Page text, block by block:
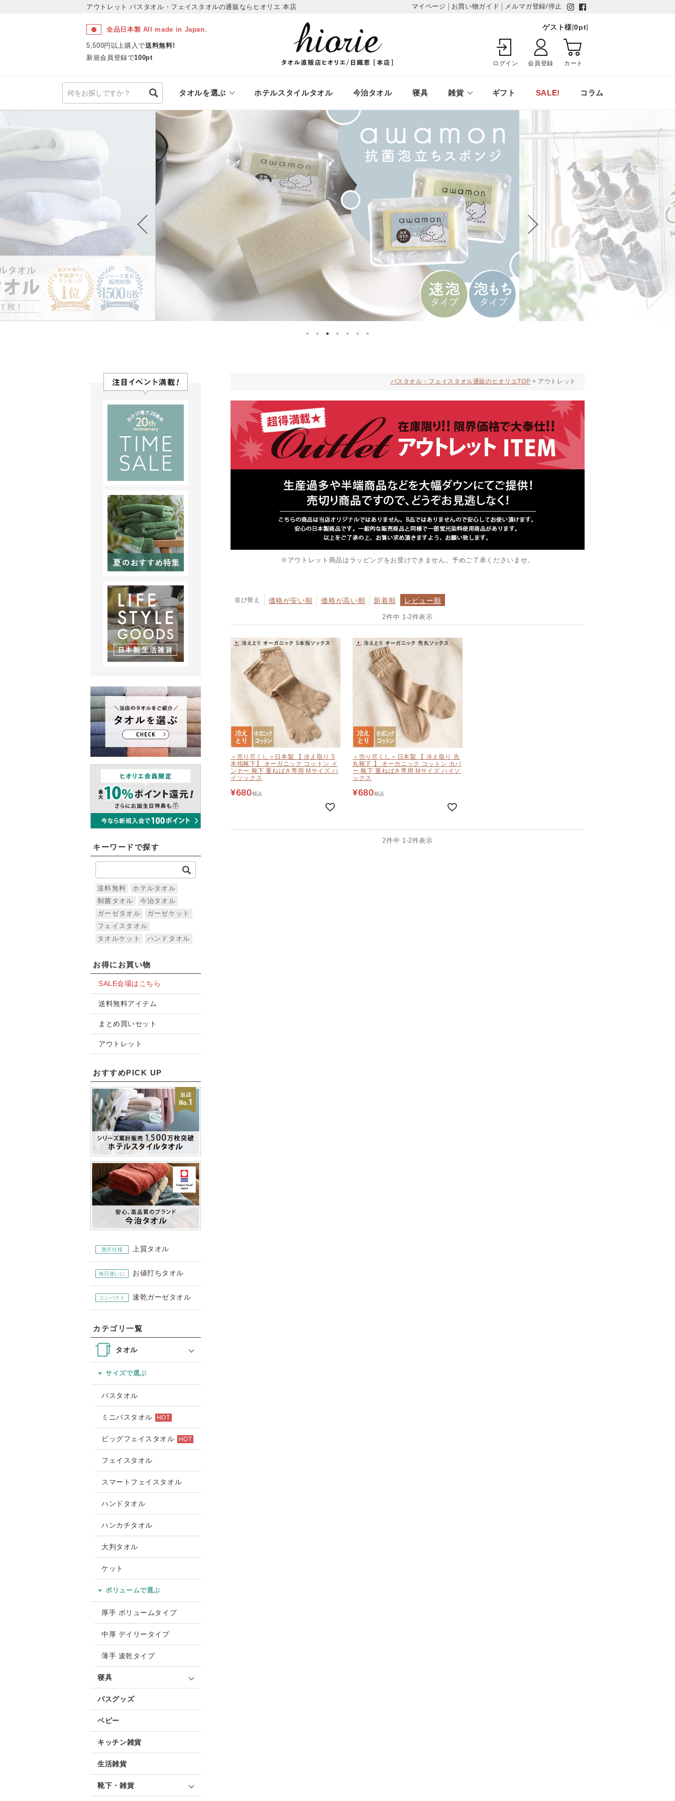
アウトレットバスタオル・フェイスタオルの通販ならヒオリエ 本店 マイページ お買い物ガイド メルマガ登録/停止
全品日本製 All made in Japan.
5,500円以上購入で送料無料!
新規会員登録で100pt
ゲスト様[0pt]
ログイン 会員登録 カート
タオルを選ぶ ホテルスタイルタオル 今治タオル 寝具 雑貨 ギフト SALE! コラム
キーワードで探す
送料無料
ホテルタオル
制菌タオル
今治タオル
ガーゼタオル
ガーゼケット
フェイスタオル
タオルケット
ハンドタオル
お得にお買い物
SALE会場はこちら
送料無料アイテム
まとめ買いセット
アウトレット
おすすめPICK UP
贅沢仕様 上質タオル
毎日使いに お値打ちタオル
コンパクト 速乾ガーゼタオル
カテゴリ一覧
タオル
サイズで選ぶ
バスタオル
ミニバスタオル HOT
ビッグフェイスタオル HOT
フェイスタオル
スマートフェイスタオル
ハンドタオル
ハンカチタオル
大判タオル
ケット
ボリュームで選ぶ
厚手 ボリュームタイプ
中厚 デイリータイプ
薄手 速乾タイプ
寝具
バスグッズ
ベビー
キッチン雑貨
生活雑貨
靴下・雑貨
バスタオル・フェイスタオル通販のヒオリエTOP アウトレット
※アウトレット商品はラッピングをお受けできません。予めご了承くださいませ。
並び替え 価格が安い順 価格が高い順 新着順 レビュー順
2件中 1-2件表示
＜売り尽くし＞日本製 【 冷え取り 5
本指靴下】 オーガニック コットン イ
ンナー 靴下 重ねばき専用 Mサイズ ハ
イソックス
¥680税込
＜売り尽くし＞日本製 【 冷え取り 先
丸靴下 】 オーガニック コットン カバ
ー 靴下 重ねばき専用 Mサイズ ハイソ
ックス
¥680税込
2件中 1 -2件表示